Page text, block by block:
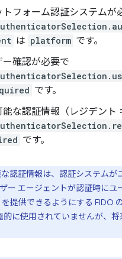
トフォーム認証システムが
は platform です。
ー確認が必要で
です。
能な認証情報（レジデント
です。
認証情報は、認証システムが
ー エージェントが認証時にユ
を提供できるようにする FIDO
的に使用されていませんが、